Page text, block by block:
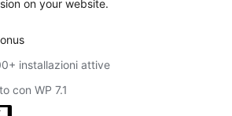
on your website.
installazioni attive
con WP 7.1